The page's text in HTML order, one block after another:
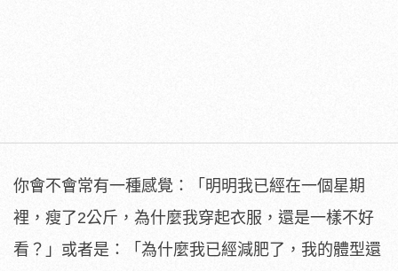
你會不會常有一種感覺：「明明我已經在一個星期
裡，瘦了2公斤，為什麼我穿起衣服，還是一樣不好
看？」或者是：「為什麼我已經減肥了，我的體型還